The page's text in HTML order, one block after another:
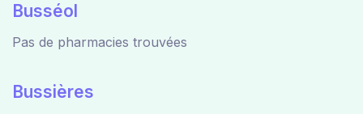
Busséol
Pas de pharmacies trouvées
Bussières